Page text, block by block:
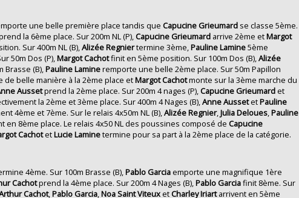
une belle première place tandis queCapucine Grieumard se classe 5ème.
la 6ème place. Sur 200m NL (P),Capucine Grieumard arrive 2ème etMargot
Sur 400m NL (B),AlizéeRegniertermine 3ème,Pauline Lamine5ème
50m Dos (P),Margot Cachotfinit en 5ème position. Sur 100m Dos (B),Alizée
Brasse (B),Pauline Lamineremporte une belle 2ème place. Sur 50m Papillon
de belle manière à la 2ème place etMargot Cachotmonte sur la 3ème marche du
Aussetprend la 2ème place. Sur 200m 4 nages (P),Capucine Grieumardet
la 2ème et 3ème place. Sur 400m 4 Nages (B),Anne AussetetPauline
4ème et 7ème. Sur le relais 4x50m NL (B),Alizée Regnier,Julia Deloues,Pauline
en 8ème place. Le relais 4x50 NL des poussines composé deCapucine
CachotetLucie Laminetermine pour sa part à la 2ème place de la catégorie.
4ème. Sur 100m Brasse (B),PabloGarciaemporte une magnifique 1ère
Cachotprend la 4ème place. Sur 200m 4 Nages (B),Pablo Garciafinit 8ème. Sur
Cachot,Pablo Garcia Noa Saint ViteuxetCharley Iriartarrivent en 5ème